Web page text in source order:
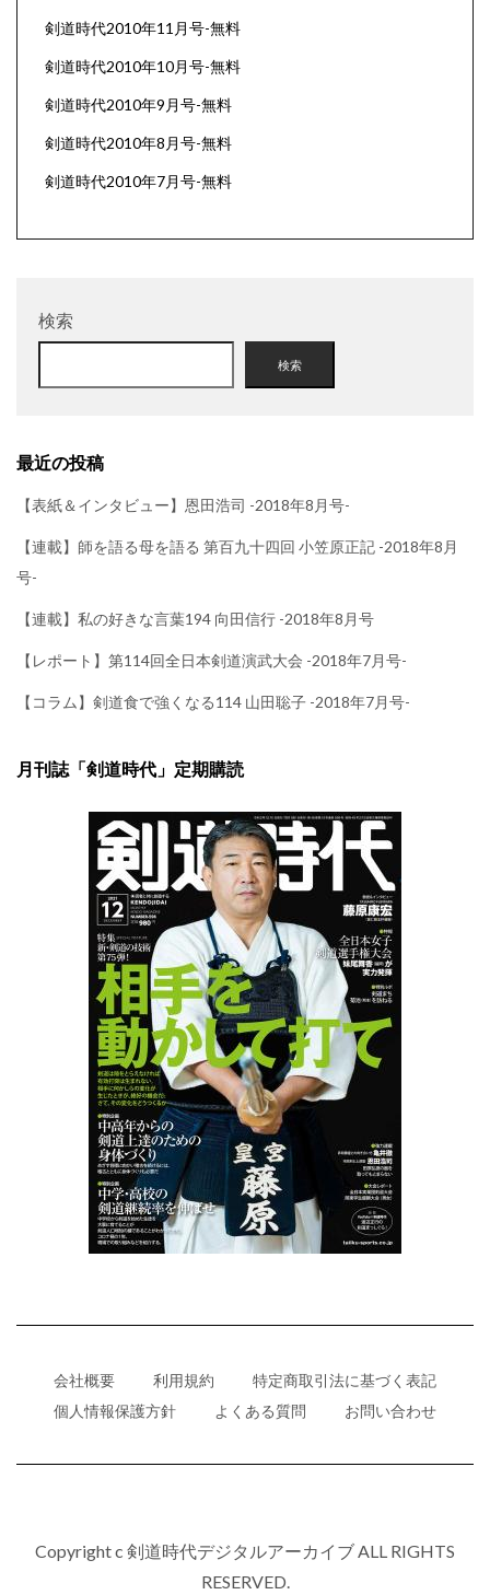
剣道時代2010年11月号-無料
剣道時代2010年10月号-無料
剣道時代2010年9月号-無料
剣道時代2010年8月号-無料
剣道時代2010年7月号-無料
検索
検索
最近の投稿
【表紙＆インタビュー】恩田浩司 -2018年8月号-
【連載】師を語る母を語る 第百九十四回 小笠原正記 -2018年8月
号-
【連載】私の好きな言葉194 向田信行 -2018年8月号
【レポート】第114回全日本剣道演武大会 -2018年7月号-
【コラム】剣道食で強くなる114 山田聡子 -2018年7月号-
月刊誌「剣道時代」定期購読
会社概要 利用規約
特定商取引法に基づく表記
個人情報保護方針
よくある質問 お問い合わせ
Copyright c 剣道時代デジタルアーカイブ ALL RIGHTS
RESERVED.